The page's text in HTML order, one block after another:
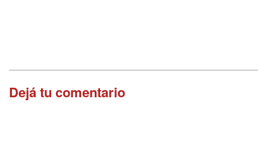
Dejá tu comentario